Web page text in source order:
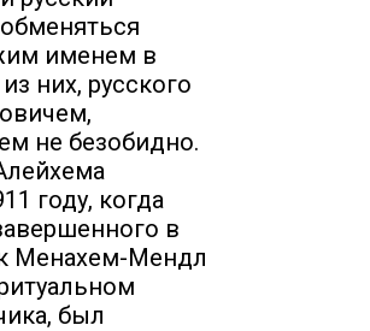
именем в
них, русского
не безобидно.
году, когда
в
Менахем-Мендл
был